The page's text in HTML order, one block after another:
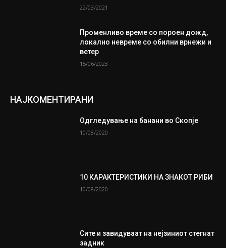
22/03/2021
Променливо време со пороен дожд,
локално невреме со обилни врнежи и
ветер
15/06/2023
НАЈКОМЕНТИРАНИ
Одгледување на банани во Скопје
10/08/2020
10 КАРАКТЕРИСТИКИ НА ЗНАКОТ РИБИ
10/08/2020
Сите и завидуваат на нејзиниот стегнат
задник